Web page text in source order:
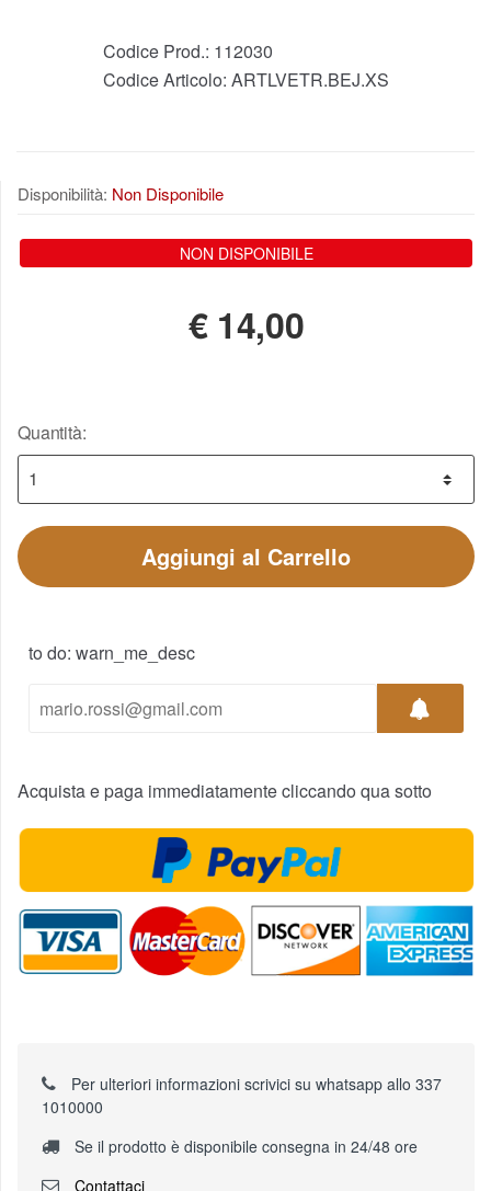
Codice Prod.: 112030
Codice Articolo: ARTLVETR.BEJ.XS
Disponibilità: Non Disponibile
NON DISPONIBILE
€ 14,00
Quantità:
Aggiungi al Carrello
to do: warn_me_desc
Acquista e paga immediatamente cliccando qua sotto
Per ulteriori informazioni scrivici su whatsapp allo 337
1010000
Se il prodotto è disponibile consegna in 24/48 ore
Contattaci